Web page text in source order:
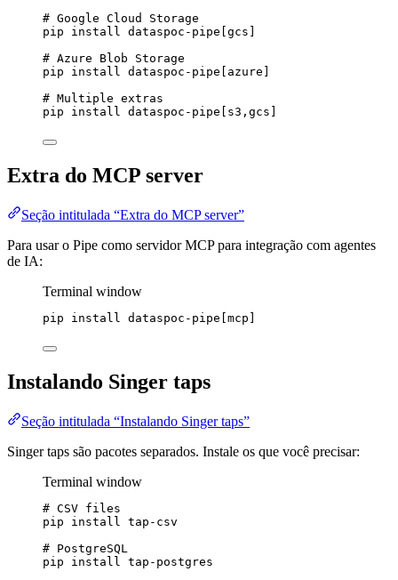
# Google Cloud Storage
pip
install dataspoc-pipe[gcs]
# Azure Blob Storage
pip
install dataspoc-pipe[azure]
# Multiple extras
pip
install dataspoc-pipe[s3,gcs]
Extra do MCP server
Seção intitulada “Extra do MCP server”
Para usar o Pipe como servidor MCP para integração com agentes
de IA:
Terminal window
pip install dataspoc-pipe[mcp]
Instalando Singer taps
Seção intitulada “Instalando Singer taps”
Singer taps são pacotes separados. Instale os que você precisar:
Terminal window
# CSV files
pip
install
tap-csv
# PostgreSQL
pip
install
tap-postgres